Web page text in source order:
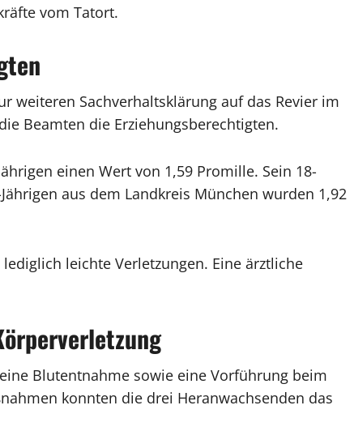
vom Tatort.
weiteren Sachverhaltsklärung auf das Revier im
Beamten die Erziehungsberechtigten.
einen Wert von 1,59 Promille. Sein 18-
aus dem Landkreis München wurden 1,92
leichte Verletzungen. Eine ärztliche
Blutentnahme sowie eine Vorführung beim
konnten die drei Heranwachsenden das